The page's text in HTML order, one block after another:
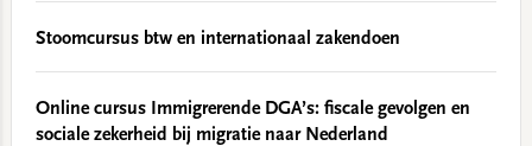
Stoomcursus btw en internationaal zakendoen
Online cursus Immigrerende DGA’s: fiscale gevolgen en
sociale zekerheid bij migratie naar Nederland